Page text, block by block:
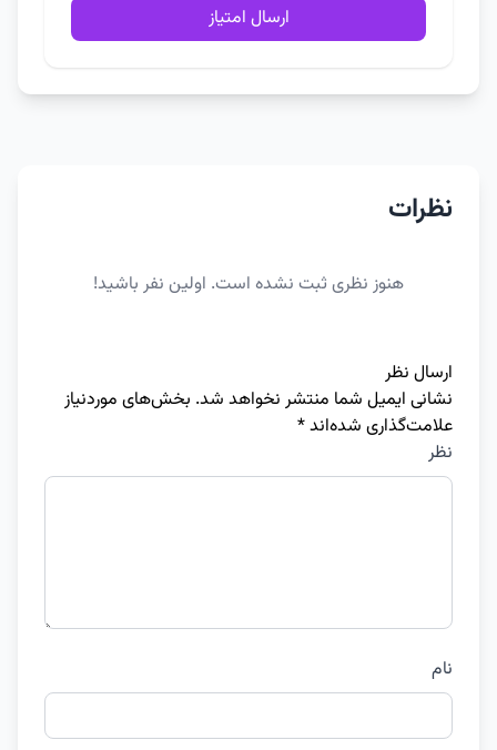
ارسال امتیاز
نظرات
هنوز نظری ثبت نشده است. اولین نفر باشید!
ارسال نظر
نشانی ایمیل شما منتشر نخواهد شد. بخش‌های موردنیاز
علامت‌گذاری شده‌اند*
نظر
نام